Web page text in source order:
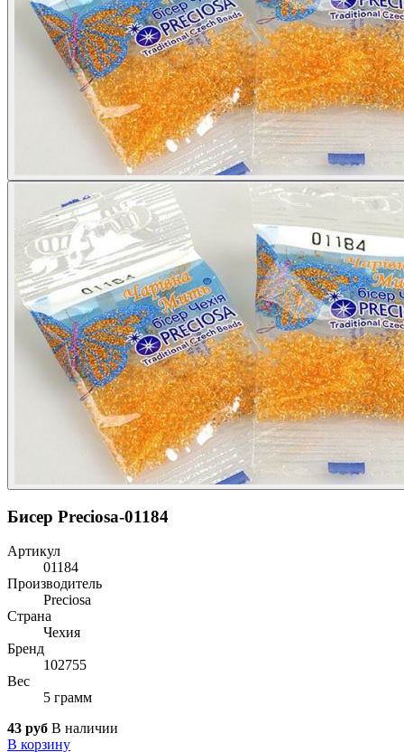
Бисер Preciosa-01184
Артикул
01184
Производитель
Preciosa
Страна
Чехия
Бренд
102755
Вес
5 грамм
43 руб В наличии
В корзину